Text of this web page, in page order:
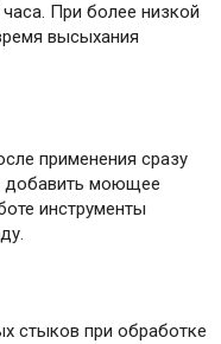
При более низкой
высыхания
применения сразу
добавить моющее
инструменты
стыков при обработке